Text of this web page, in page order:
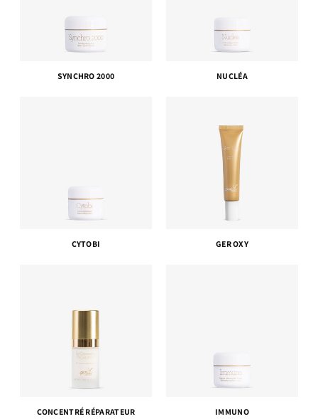
SYNCHRO 2000 NUCLÉA
CYTOBI GER OXY
CONCENTRÉ RÉPARATEUR IMMUNO